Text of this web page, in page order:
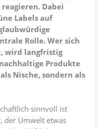
Dabei
Labels auf
Rolle. Wer sich
wird langfristig
Produkte
Nische, sondern als
sinnvoll ist
der Umwelt etwas